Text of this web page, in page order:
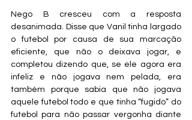
Nego B cresceu com a resposta
desanimada. Disse que Vanil tinha largado
o futebol por causa de sua marcação
eficiente, que não o deixava jogar, e
completou dizendo que, se ele agora era
infeliz e não jogava nem pelada, era
também porque sabia que não jogava
aquele futebol todo e que tinha “fugido” do
futebol para não passar vergonha diante